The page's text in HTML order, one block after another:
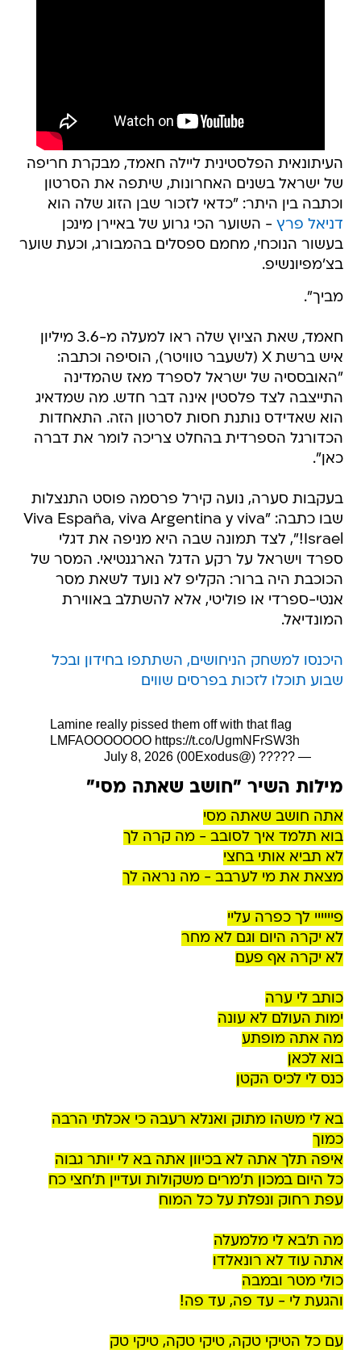
העיתונאית הפלסטינית ליילה חאמד, מבקרת חריפה
של ישראל בשנים האחרונות, שיתפה את הסרטון
וכתבה בין היתר: "כדאי לזכור שבן הזוג שלה הוא
דניאל פרץ - השוער הכי גרוע של באיירן מינכן
בעשור הנוכחי, מחמם ספסלים בהמבורג, וכעת שוער
בצ'מפיונשיפ.
מביך".
חאמד, שאת הציוץ שלה ראו למעלה מ-3.6 מיליון
איש ברשת X (לשעבר טוויטר), הוסיפה וכתבה:
"האובססיה של ישראל לספרד מאז שהמדינה
התייצבה לצד פלסטין אינה דבר חדש. מה שמדאיג
הוא שאדידס נותנת חסות לסרטון הזה. התאחדות
הכדורגל הספרדית בהחלט צריכה לומר את דברה
כאן".
בעקבות סערה, נועה קירל פרסמה פוסט התנצלות
שבו כתבה: "Viva España, viva Argentina y viva
Israel!", לצד תמונה שבה היא מניפה את דגלי
ספרד וישראל על רקע הדגל הארגנטיאי. המסר של
הכוכבת היה ברור: הקליפ לא נועד לשאת מסר
אנטי-ספרדי או פוליטי, אלא להשתלב באווירת
המונדיאל.
היכנסו למשחק הניחושים, השתתפו בחידון ובכל
שבוע תוכלו לזכות בפרסים שווים
Lamine really pissed them off with that flag
LMFAOOOOOOO https://t.co/UgmNFrSW3h
— ????? (@00Exodus)
July 8, 2026
מילות השיר "חושב שאתה מסי"
אתה חושב שאתה מסי
בוא תלמד איך לסובב - מה קרה לך
לא תביא אותי בחצי
מצאת את מי לערבב - מה נראה לך
פיייייי לך כפרה עליי
לא יקרה היום וגם לא מחר
לא יקרה אף פעם
כותב לי ערה
ימות העולם לא עונה
מה אתה מופתע
בוא לכאן
כנס לי לכיס הקטן
בא לי משהו מתוק ואנלא רעבה כי אכלתי הרבה
כמוך
איפה תלך אתה לא בכיוון אתה בא לי יותר גבוה
כל היום במכון ת'מרים משקולות ועדיין ת'חצי כח
עפת רחוק ונפלת על כל המוח
מה ת'בא לי מלמעלה
אתה עוד לא רונאלדו
כולי מטר ובמבה
והגעת לי - עד פה, עד פה!
עם כל הטיקי טקה, טיקי טקה, טיקי טק